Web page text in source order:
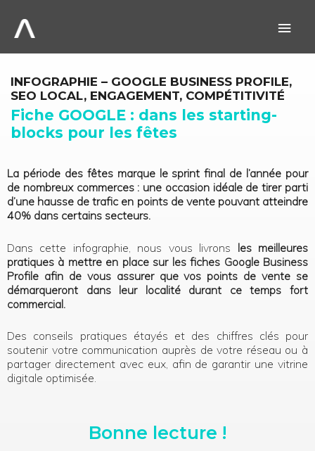
contenu
INFOGRAPHIE – GOOGLE BUSINESS PROFILE,
SEO LOCAL, ENGAGEMENT, COMPÉTITIVITÉ
Fiche GOOGLE : dans les starting-
blocks pour les fêtes
La période des fêtes marque le sprint final de l’année pour
de nombreux commerces : une occasion idéale de tirer parti
d’une hausse de trafic en points de vente pouvant atteindre
40% dans certains secteurs.
Dans cette infographie, nous vous livrons les meilleures
pratiques à mettre en place sur lesfiches Google Business
Profile afin de vous assurer que vos points de vente se
démarqueront dans leur localité durant ce temps fort
commercial.
Des conseils pratiques étayés et des chiffres clés pour
soutenir votre communication auprès de votre réseau ou à
partager directement avec eux, afin de garantir une vitrine
digitale optimisée.
Bonne lecture !